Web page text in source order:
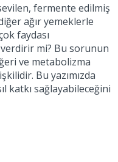
fermente edilmiş
ağır yemeklerle
faydası
mi? Bu sorunun
ve metabolizma
Bu yazımızda
katkı sağlayabileceğini